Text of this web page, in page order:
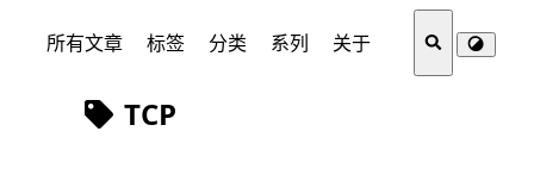
所有文章 标签 分类 系列 关于
TCP